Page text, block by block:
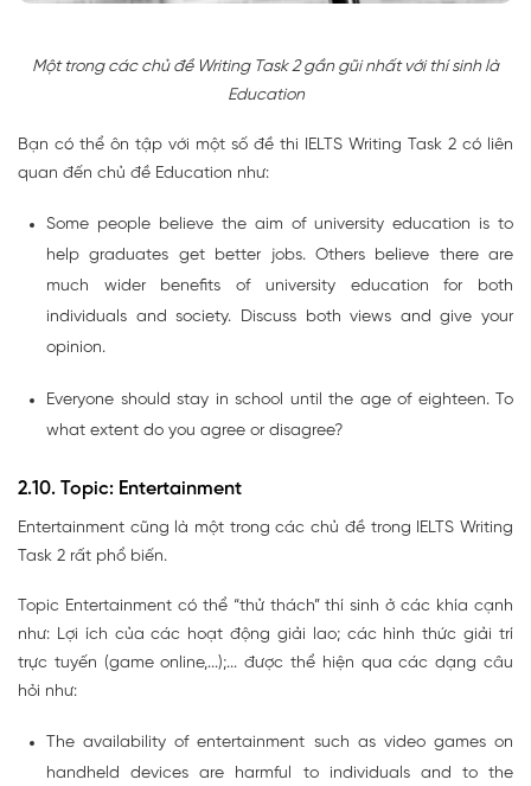
Một trong các chủ đề Writing Task 2 gần gũi nhất với thí sinh là
Education
Bạn có thể ôn tập với một số đề thi IELTS Writing Task 2 có liên
quan đến chủ đề Education như:
Some people believe the aim of university education is to
help graduates get better jobs. Others believe there are
much wider benefits of university education for both
individuals and society. Discuss both views and give your
opinion.
Everyone should stay in school until the age of eighteen. To
what extent do you agree or disagree?
2.10. Topic: Entertainment
Entertainment cũng là một trong các chủ đề trong IELTS Writing
Task 2 rất phổ biến.
Topic Entertainment có thể “thử thách” thí sinh ở các khía cạnh
như: Lợi ích của các hoạt động giải lao; các hình thức giải trí
trực tuyến (game online,...);... được thể hiện qua các dạng câu
hỏi như:
The availability of entertainment such as video games on
handheld devices are harmful to individuals and to the